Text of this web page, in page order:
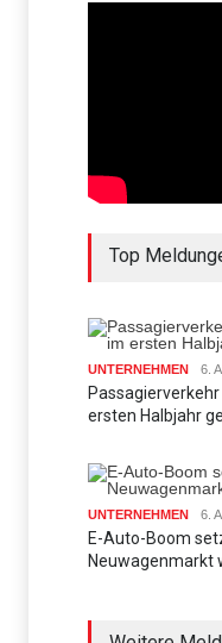
Top
UNTERNEHMEN 6.
ersten Halbjahr
UNTERNEHMEN 6.
E-Auto-Boom
Neuwagenmarkt